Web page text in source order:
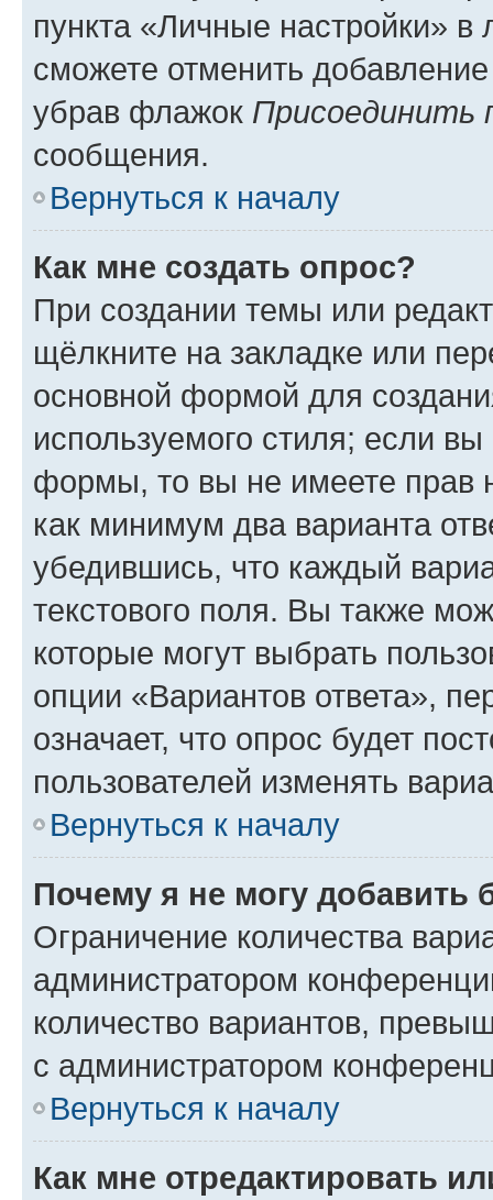
пункта «Личные настройки»
сможете отменить
убрав флажок Присоединить
сообщения.
Вернуться к началу
Как мне создать опрос?
При создании темы или
щёлкните на закладке или
основной формой для
используемого стиля; если
формы, то вы не имеете прав
как минимум два варианта
убедившись, что каждый
текстового поля. Вы также
которые могут выбрать
опции «Вариантов ответа»,
означает, что опрос будет
пользователей изменять
Вернуться к началу
Почему я не могу добавить
Ограничение количества
администратором
количество вариантов,
с администратором
Вернуться к началу
Как мне отредактировать